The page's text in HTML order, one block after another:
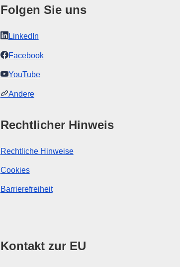
Folgen Sie uns
LinkedIn
Facebook
YouTube
Andere
Rechtlicher Hinweis
Rechtliche Hinweise
Cookies
Barrierefreiheit
Kontakt zur EU